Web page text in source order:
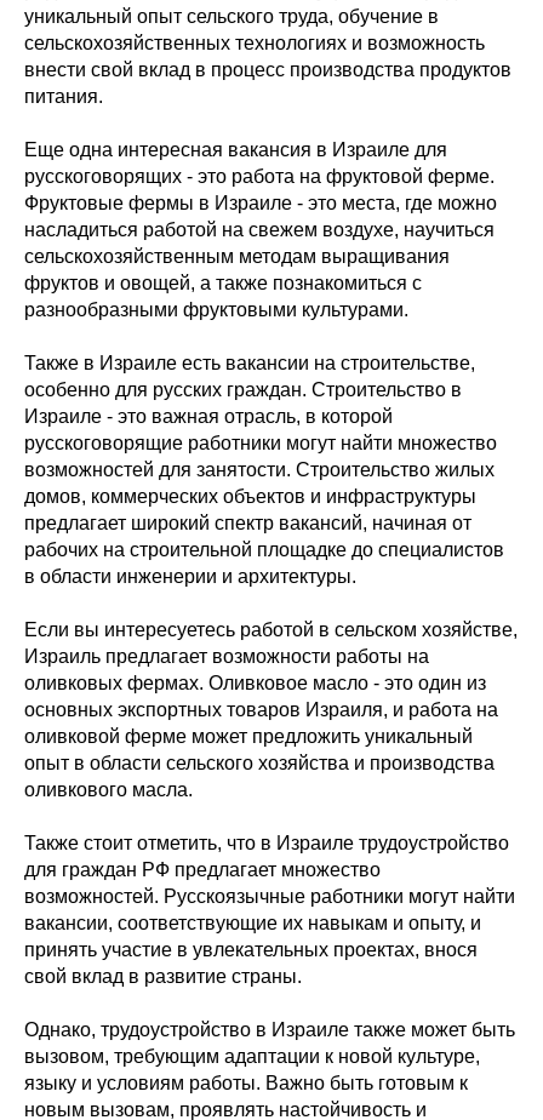
уникальный опыт сельского труда, обучение в
сельскохозяйственных технологиях и возможность
внести свой вклад в процесс производства продуктов
питания.
Еще одна интересная вакансия в Израиле для
русскоговорящих - это работа на фруктовой ферме.
Фруктовые фермы в Израиле - это места, где можно
насладиться работой на свежем воздухе, научиться
сельскохозяйственным методам выращивания
фруктов и овощей, а также познакомиться с
разнообразными фруктовыми культурами.
Также в Израиле есть вакансии на строительстве,
особенно для русских граждан. Строительство в
Израиле - это важная отрасль, в которой
русскоговорящие работники могут найти множество
возможностей для занятости. Строительство жилых
домов, коммерческих объектов и инфраструктуры
предлагает широкий спектр вакансий, начиная от
рабочих на строительной площадке до специалистов
в области инженерии и архитектуры.
Если вы интересуетесь работой в сельском хозяйстве,
Израиль предлагает возможности работы на
оливковых фермах. Оливковое масло - это один из
основных экспортных товаров Израиля, и работа на
оливковой ферме может предложить уникальный
опыт в области сельского хозяйства и производства
оливкового масла.
Также стоит отметить, что в Израиле трудоустройство
для граждан РФ предлагает множество
возможностей. Русскоязычные работники могут найти
вакансии, соответствующие их навыкам и опыту, и
принять участие в увлекательных проектах, внося
свой вклад в развитие страны.
Однако, трудоустройство в Израиле также может быть
вызовом, требующим адаптации к новой культуре,
языку и условиям работы. Важно быть готовым к
новым вызовам, проявлять настойчивость и